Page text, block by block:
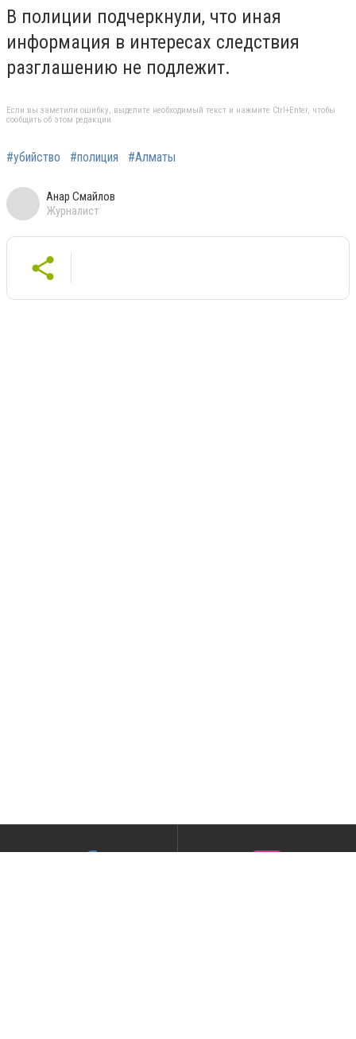
В полиции подчеркнули, что иная
информация в интересах следствия
разглашению не подлежит.
Если вы заметили ошибку, выделите необходимый текст и нажмите Ctrl+Enter, чтобы
сообщить об этом редакции
#убийство #полиция #Алматы
Анар Смайлов
Журналист